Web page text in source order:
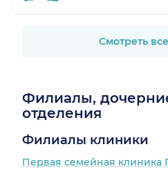
Смотреть
Филиалы,
отделения
Филиалы клиники
Первая семейная клиника